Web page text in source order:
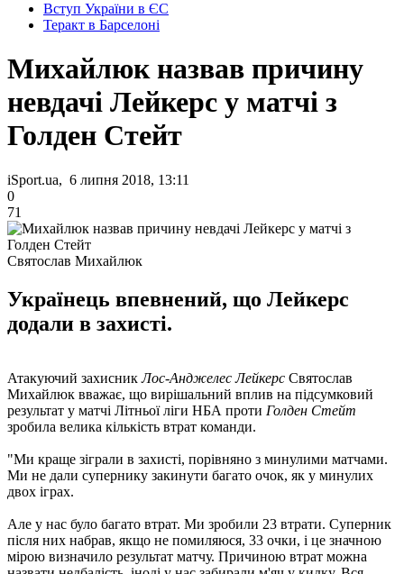
Вступ України в ЄС
Теракт в Барселоні
Михайлюк назвав причину
невдачі Лейкерс у матчі з
Голден Стейт
iSport.ua, 6 липня 2018, 13:11
0
71
Святослав Михайлюк
Українець впевнений, що Лейкерс
додали в захисті.
Атакуючий захисникЛос-Анджелес Лейкерс Святослав
Михайлюк вважає, що вирішальний вплив на підсумковий
результат у матчі Літньої ліги НБА проти Голден Стейт
зробила велика кількість втрат команди.
"Ми краще зіграли в захисті, порівняно з минулими матчами.
Ми не дали супернику закинути багато очок, як у минулих
двох іграх.
Але у нас було багато втрат. Ми зробили 23 втрати. Суперник
після них набрав, якщо не помиляюся, 33 очки, і це значною
мірою визначило результат матчу. Причиною втрат можна